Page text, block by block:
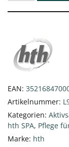
EAN:
Artikelnummer:
Kategorien:
hth SPA, Pflege
Marke: hth